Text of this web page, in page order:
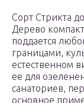
Сорт Стрикта
Дерево
поддается
границами,
естественном
ее для
санаториев,
основное